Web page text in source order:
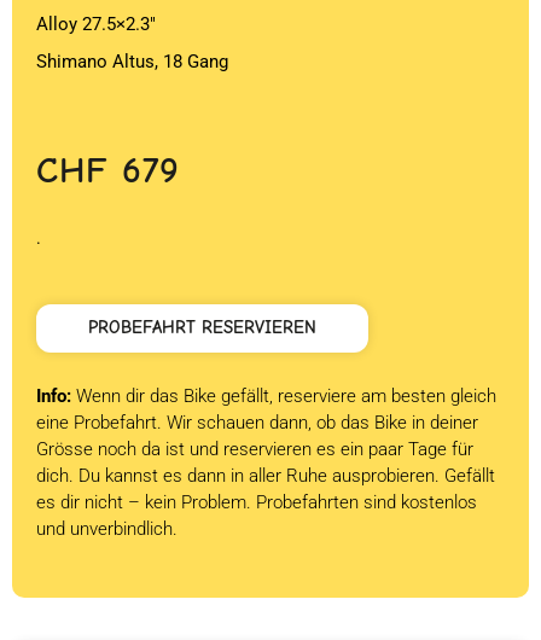
Alloy 27.5×2.3″
Shimano Altus, 18 Gang
CHF 679
.
PROBEFAHRT RESERVIEREN
Info: Wenn dir das Bike gefällt, reserviere am besten gleich
eine Probefahrt. Wir schauen dann, ob das Bike in deiner
Grösse noch da ist und reservieren es ein paar Tage für
dich. Du kannst es dann in aller Ruhe ausprobieren. Gefällt
es dir nicht – kein Problem. Probefahrten sind kostenlos
und unverbindlich.